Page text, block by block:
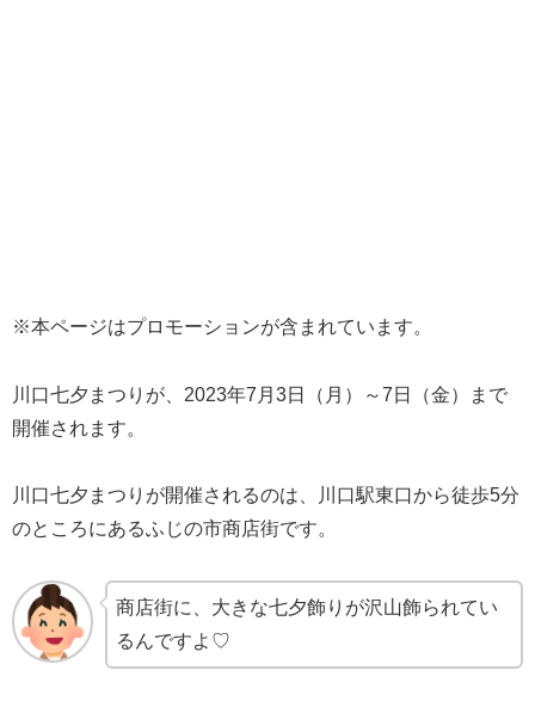
※本ページはプロモーションが含まれています。
川口七夕まつりが、2023年7月3日（月）～7日（金）まで
開催されます。
川口七夕まつりが開催されるのは、川口駅東口から徒歩5分
のところにあるふじの市商店街です。
商店街に、大きな七夕飾りが沢山飾られてい
るんですよ♡